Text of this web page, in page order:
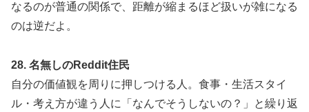
なるのが普通の関係で、距離が縮まるほど扱いが雑になる
のは逆だよ。
28. 名無しのReddit住民
自分の価値観を周りに押しつける人。食事・生活スタイ
ル・考え方が違う人に「なんでそうしないの？」と繰り返